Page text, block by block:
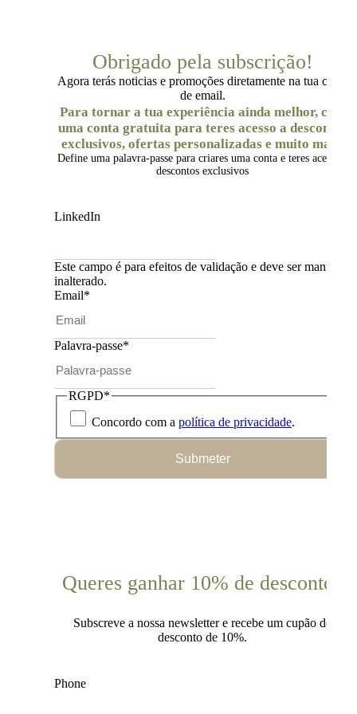
Obrigado pela subscrição!
Agora terás noticias e promoções diretamente na tua caixa
de email.
Para tornar a tua experiência ainda melhor, cria
uma conta gratuita para teres acesso a descontos
exclusivos, ofertas personalizadas e muito mais.
Define uma palavra-passe para criares uma conta e teres acesso a
descontos exclusivos
LinkedIn
Este campo é para efeitos de validação e deve ser mantido
inalterado.
Email*
Palavra-passe*
RGPD*
Concordo com a política de privacidade.
Submeter
Queres ganhar 10% de desconto?
Subscreve a nossa newsletter e recebe um cupão de
desconto de 10%.
Phone